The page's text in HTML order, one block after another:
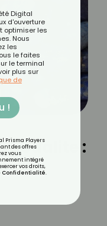
sodalite :
Digital
d'ouverture
optimiser les
Nous
les
le faites
le terminal
plus sur
de
!
Prisma Players
des offres
vous
intégré
vos droits,
Confidentialité.